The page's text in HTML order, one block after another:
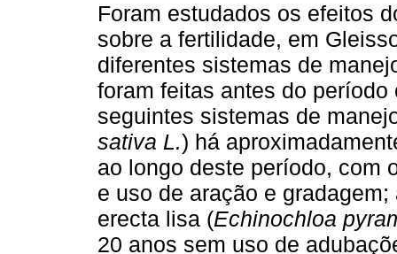
Foram estudados os efeitos
sobre a fertilidade, em
diferentes sistemas de
foram feitas antes do período
seguintes sistemas de
sativa L.) há
ao longo deste período, com
e uso de aração e
erecta lisa (Echinochloa
20 anos sem uso de